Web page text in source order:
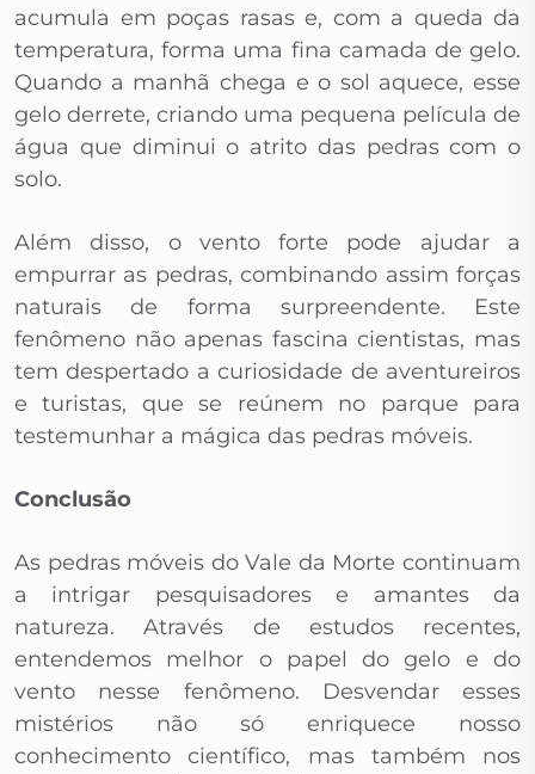
acumula em poças rasas e, com a queda da
temperatura, forma uma fina camada de gelo.
Quando a manhã chega e o sol aquece, esse
gelo derrete, criando uma pequena película de
água que diminui o atrito das pedras com o
solo.
Além disso, o vento forte pode ajudar a
empurrar as pedras, combinando assim forças
naturais de forma surpreendente. Este
fenômeno não apenas fascina cientistas, mas
tem despertado a curiosidade de aventureiros
e turistas, que se reúnem no parque para
testemunhar a mágica das pedras móveis.
Conclusão
As pedras móveis do Vale da Morte continuam
a intrigar pesquisadores e amantes da
natureza. Através de estudos recentes,
entendemos melhor o papel do gelo e do
vento nesse fenômeno. Desvendar esses
mistérios não só enriquece nosso
conhecimento científico, mas também nos